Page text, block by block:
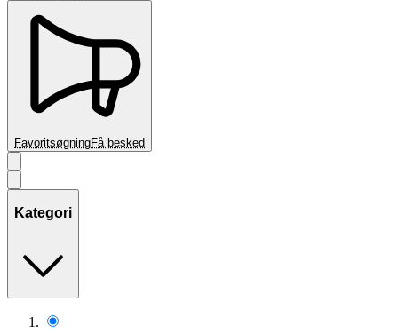
FavoritsøgningFå besked
Kategori